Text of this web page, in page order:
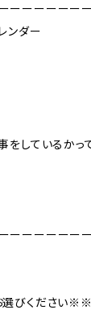
ーーーーーー
ンダー
しているかっ
ーーーーーー
選びください※※